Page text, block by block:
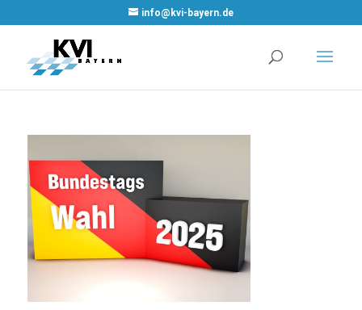
info@kvi-bayern.de
Cookie Plugin
Cookie Banner